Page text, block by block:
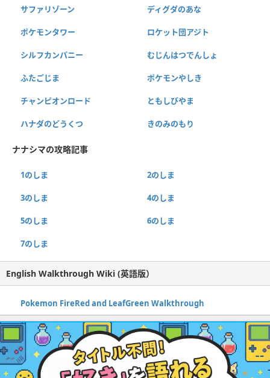
サファリゾーン ディグダのあな
ポケモンタワー ロケット団アジト
シルフカンパニー むじんはつでんしょ
ふたごじま ポケモンやしき
チャンピオンロード ともしびやま
ハナダのどうくつ きのみのもり
ナナシマの攻略記事
1のしま 2のしま
3のしま 4のしま
5のしま 6のしま
7のしま
English Walkthrough Wiki (英語版）
Pokemon FireRed and LeafGreen Walkthrough